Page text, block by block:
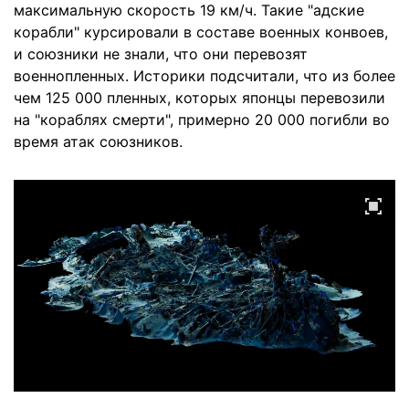
максимальную скорость 19 км/ч. Такие "адские
корабли" курсировали в составе военных конвоев,
и союзники не знали, что они перевозят
военнопленных. Историки подсчитали, что из более
чем 125 000 пленных, которых японцы перевозили
на "кораблях смерти", примерно 20 000 погибли во
время атак союзников.